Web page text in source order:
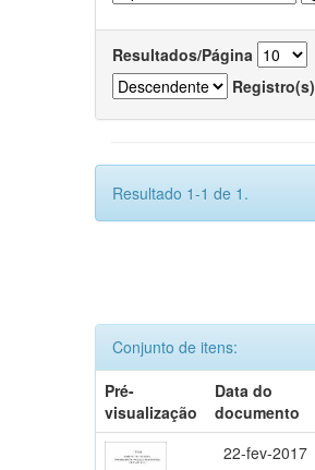
Resultados/Página
Registro(s)
Resultado 1-1 de 1.
Conjunto de itens:
Pré-
visualização
Data do
documento
22-fev-2017